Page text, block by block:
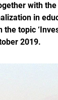
with
in
topic
2019.